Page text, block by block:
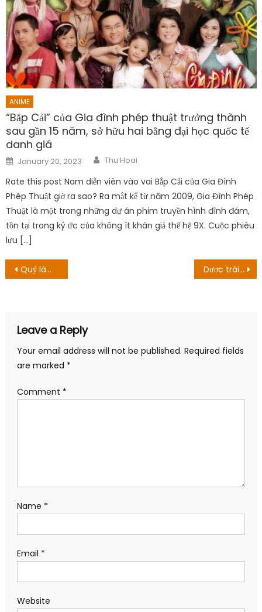
ANIME
“Bắp Cải” của Gia đình phép thuật trưởng thành
sau gần 15 năm, sở hữu hai bằng đại học quốc tế
danh giá
Posted
on
January 20, 2023 Author
Thu Hoai
Rate this post Nam diễn viên vào vai Bắp Cải của Gia Đình
Phép Thuật giờ ra sao? Ra mắt kể từ năm 2009, Gia Đình Phép
Thuật là một trong những dự án phim truyền hình đình đám,
tồn tại trong ký ức của không ít khán giả thế hệ 9X. Cuộc phiêu
lưu […]
Post
Quỷ làm việc bán thời kì! Phần 2 Tập 4 Ngày tạo ra: Angel Invasion! Dược trái đất Song Song Tập 2 Ngày tạo ra: The Master And Apprentice
Leave a Reply
Your email address will not be published. Required fields
are marked *
Comment *
Name *
Email *
Website